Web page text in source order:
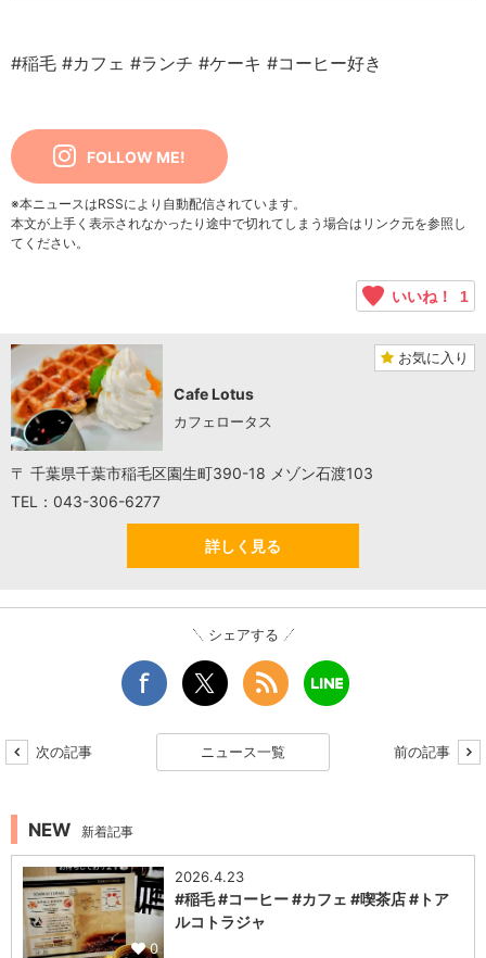
#稲毛 #カフェ #ランチ #ケーキ #コーヒー好き
FOLLOW ME!
※本ニュースはRSSにより自動配信されています。
本文が上手く表示されなかったり途中で切れてしまう場合はリンク元を参照し
てください。
いいね！ 1
お気に入り
Cafe Lotus
カフェロータス
〒 千葉県千葉市稲毛区園生町390-18 メゾン石渡103
TEL：043-306-6277
詳しく見る
シェアする
次の記事 ニュース一覧 前の記事
NEW 新着記事
0
2026.4.23
#稲毛 #コーヒー #カフェ #喫茶店 #トア
ルコトラジャ